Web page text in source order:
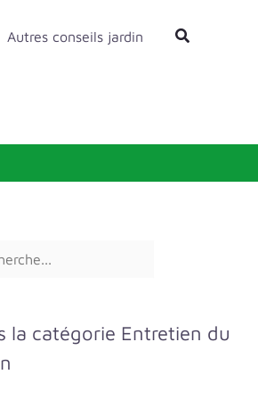
Autres conseils jardin Rechercher
la catégorie Entretien du